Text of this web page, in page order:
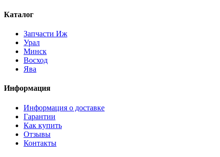
Каталог
Запчасти Иж
Урал
Минск
Восход
Ява
Информация
Информация о доставке
Гарантии
Как купить
Отзывы
Контакты